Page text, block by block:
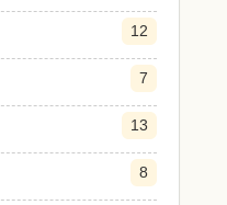
12
7
13
8